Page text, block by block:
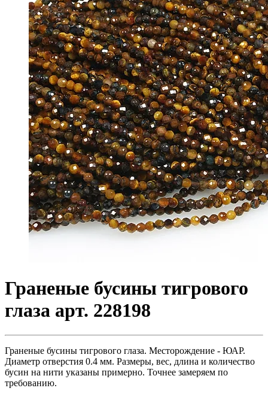
Граненые бусины тигрового
глаза арт. 228198
Граненые бусины тигрового глаза. Месторождение - ЮАР.
Диаметр отверстия 0.4 мм. Размеры, вес, длина и количество
бусин на нити указаны примерно. Точнее замеряем по
требованию.